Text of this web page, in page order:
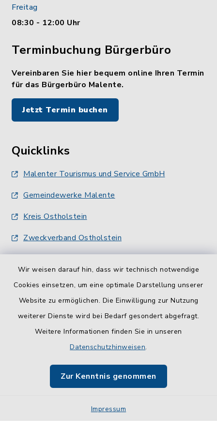
Wir weisen darauf hin, dass wir technisch notwendige
Cookies einsetzen, um eine optimale Darstellung unserer
Website zu ermöglichen. Die Einwilligung zur Nutzung
weiterer Dienste wird bei Bedarf gesondert abgefragt.
Weitere Informationen finden Sie in unseren
Datenschutzhinweisen.
Zur Kenntnis genommen
Impressum
Freitag
08:30 - 12:00 Uhr
Terminbuchung Bürgerbüro
Vereinbaren Sie hier bequem online Ihren Termin
für das Bürgerbüro Malente.
Jetzt Termin buchen
Quicklinks
Malenter Tourismus und Service GmbH
Gemeindewerke Malente
Kreis Ostholstein
Zweckverband Ostholstein
Barrierefreiheit
Impressum
Sitemap